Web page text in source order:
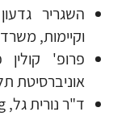
השגריר
וקיימות,
פרופ' קולין
אוניברסיטת
ד"ר נורית גל, e-NRGY Consulting